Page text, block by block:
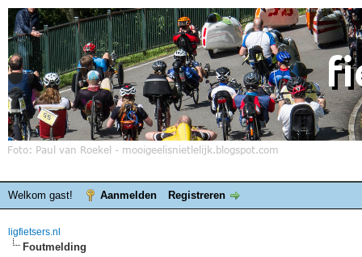
Welkom gast! Aanmelden Registreren
ligfietsers.nl
Foutmelding